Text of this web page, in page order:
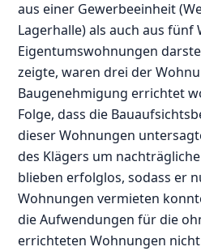
aus einer Gewerbeeinheit
Lagerhalle) als auch aus fünf
Eigentumswohnungen
zeigte, waren drei der
Baugenehmigung errichtet
Folge, dass die
dieser Wohnungen
des Klägers um
blieben erfolglos, sodass er
Wohnungen vermieten
die Aufwendungen für die
errichteten Wohnungen